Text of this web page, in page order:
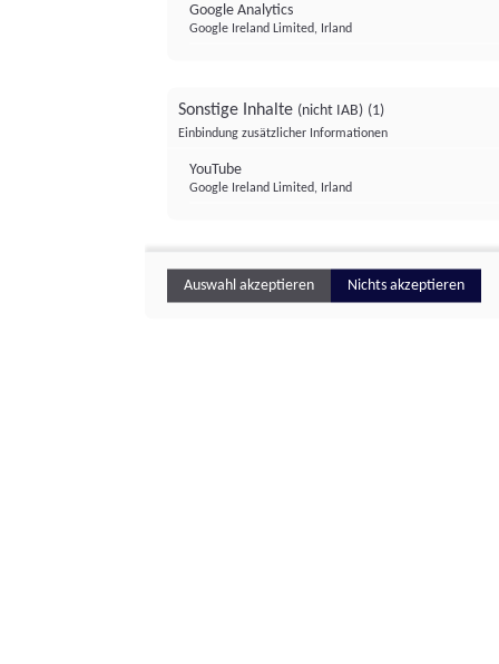
Google Analytics
Google Ireland Limited, Irland
Sonstige Inhalte (nicht IAB) (1)
Einbindung zusätzlicher Informationen
YouTube
Google Ireland Limited, Irland
Auswahl akzeptieren Nichts akzeptieren